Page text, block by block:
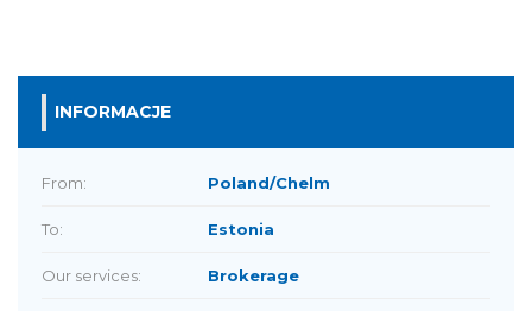
INFORMACJE
From: Poland/Chelm
To: Estonia
Our services: Brokerage